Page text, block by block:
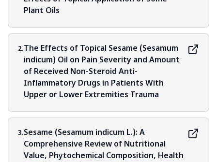
Plant Oils
2.The Effects of Topical Sesame (Sesamum
indicum) Oil on Pain Severity and Amount
of Received Non-Steroid Anti-
Inflammatory Drugs in Patients With
Upper or Lower Extremities Trauma
3.Sesame (Sesamum indicum L.): A
Comprehensive Review of Nutritional
Value, Phytochemical Composition, Health